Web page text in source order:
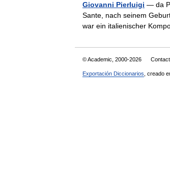
Giovanni Pierluigi — da
Sante, nach seinem
war ein italienischer
© Academic, 2000-2026
Exportación Diccionarios , creado